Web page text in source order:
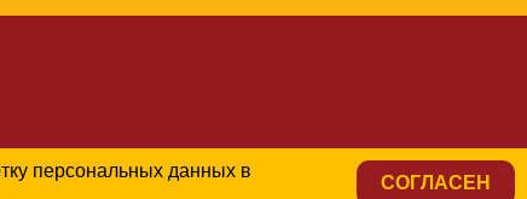
персональных данных в
СОГЛАСЕН